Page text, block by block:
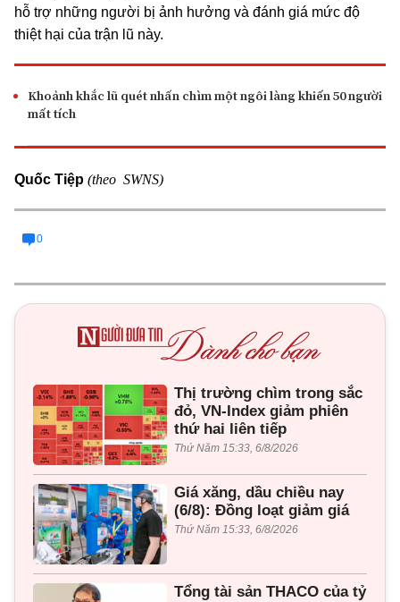
hỗ trợ những người bị ảnh hưởng và đánh giá mức độ
thiệt hại của trận lũ này.
Khoảnh khắc lũ quét nhấn chìm một ngôi làng khiến 50 người
mất tích
Quốc Tiệp (theo SWNS)
0
Thị trường chìm trong sắc
đỏ, VN-Index giảm phiên
thứ hai liên tiếp
Thứ Năm 15:33, 6/8/2026
Giá xăng, dầu chiều nay
(6/8): Đồng loạt giảm giá
Thứ Năm 15:33, 6/8/2026
Tổng tài sản THACO của tỷ